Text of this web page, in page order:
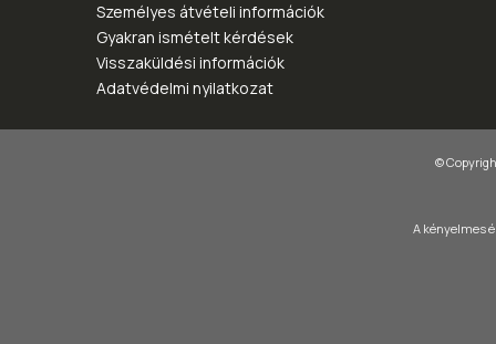
Személyes átvételi információk
Gyakran ismételt kérdések
Visszaküldési információk
Adatvédelmi nyilatkozat
©
A kényelmes